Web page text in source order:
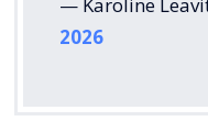
2026